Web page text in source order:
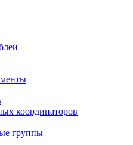
координаторов
группы